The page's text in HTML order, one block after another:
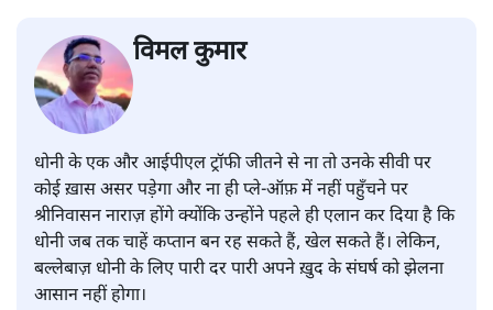
विमल कुमार
धोनी के एक और आईपीएल ट्रॉफी जीतने से ना तो उनके सीवी पर
कोई ख़ास असर पड़ेगा और ना ही प्ले-ऑफ़ में नहीं पहुँचने पर
श्रीनिवासन नाराज़ होंगे क्योंकि उन्होंने पहले ही एलान कर दिया है कि
धोनी जब तक चाहें कप्तान बन रह सकते हैं, खेल सकते हैं। लेकिन,
बल्लेबाज़ धोनी के लिए पारी दर पारी अपने ख़ुद के संघर्ष को झेलना
आसान नहीं होगा।